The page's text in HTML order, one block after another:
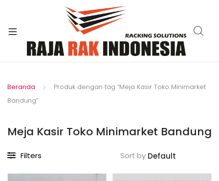
Beranda
Produk dengan tag “Meja Kasir Toko Minimarket
Bandung”
Meja Kasir Toko Minimarket Bandung
Filters Sort by